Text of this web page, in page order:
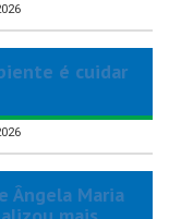
é cuidar
Ângela Maria